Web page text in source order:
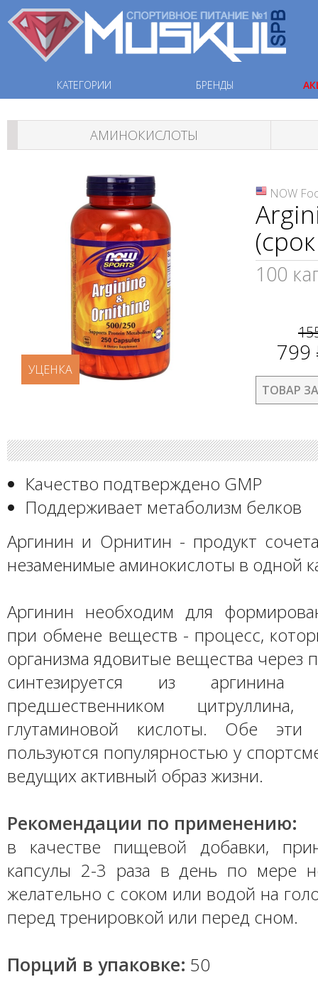
КАТЕГОРИИ БРЕНДЫ
АМИНОКИСЛОТЫ
УЦЕНКА
NOW
100
799
ТОВАР
Качество подтверждено GMP
Поддерживает метаболизм белков
Аргинин и Орнитин - продукт
незаменимые аминокислоты в одной
Аргинин необходим для
при обмене веществ - процесс,
организма ядовитые вещества через
синтезируется из аргинина
предшественником
глутаминовой кислоты. Обе эти
пользуются популярностью у
ведущих активный образ жизни.
Рекомендации по применению:
в качестве пищевой добавки,
капсулы 2-3 раза в день по мере
желательно с соком или водой на
перед тренировкой или перед сном.
Порций в упаковке: 50